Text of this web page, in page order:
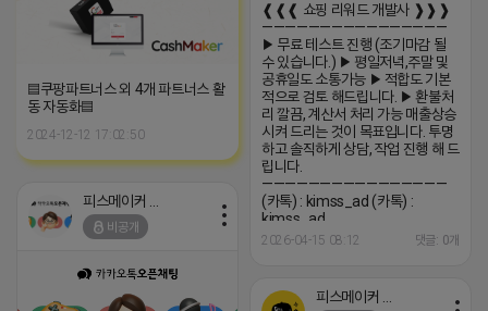
❰❰❰ 쇼핑 리워드 개발사 ❱❱❱
————————————————
▶ 무료 테스트 진행 (조기마감 될
수 있습니다.) ▶ 평일저녁,주말 및
공휴일도 소통가능 ▶ 적합도 기본
적으로 검토 해드립니다. ▶ 환불처
리 깔끔, 계산서 처리 가능 매출상승
시켜 드리는 것이 목표입니다. 투명
하고 솔직하게 상담, 작업 진행 해 드
립니다.
————————————————
(카톡) : kimss_ad (카톡) :
kimss_ad
2026-04-15 08:12 댓글: 0개
▤쿠팡파트너스 외 4개 파트너스 활
동 자동화▤
2024-12-12 17:02:50
비공개